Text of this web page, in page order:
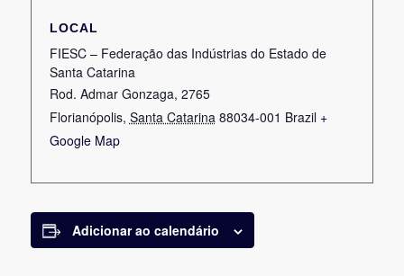
LOCAL
FIESC – Federação das Indústrias do Estado de
Santa Catarina
Rod. Admar Gonzaga, 2765
Florianópolis, Santa Catarina 88034-001 Brazil +
Google Map
Adicionar ao calendário